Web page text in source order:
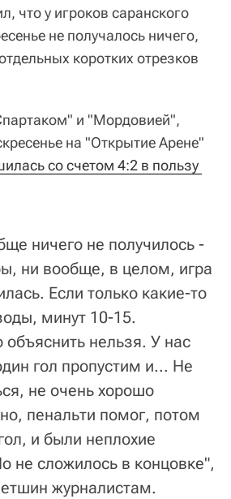
что у игроков саранского
не получалось ничего,
коротких отрезков
и "Мордовией",
на "Открытие Арене"
со счетом 4:2 в пользу
ничего не получилось -
ни вообще, в целом, игра
Если только какие-то
минут 10-15.
нельзя. У нас
гол пропустим и... Не
не очень хорошо
пенальти помог, потом
и были неплохие
не сложилось в концовке",
журналистам.